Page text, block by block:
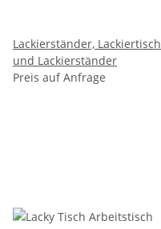
Lackierständer, Lackiertisch
und Lackierständer
Preis auf Anfrage